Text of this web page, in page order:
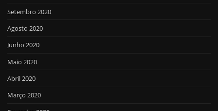
Setembro 2020
Agosto 2020
Junho 2020
Maio 2020
Abril 2020
Março 2020